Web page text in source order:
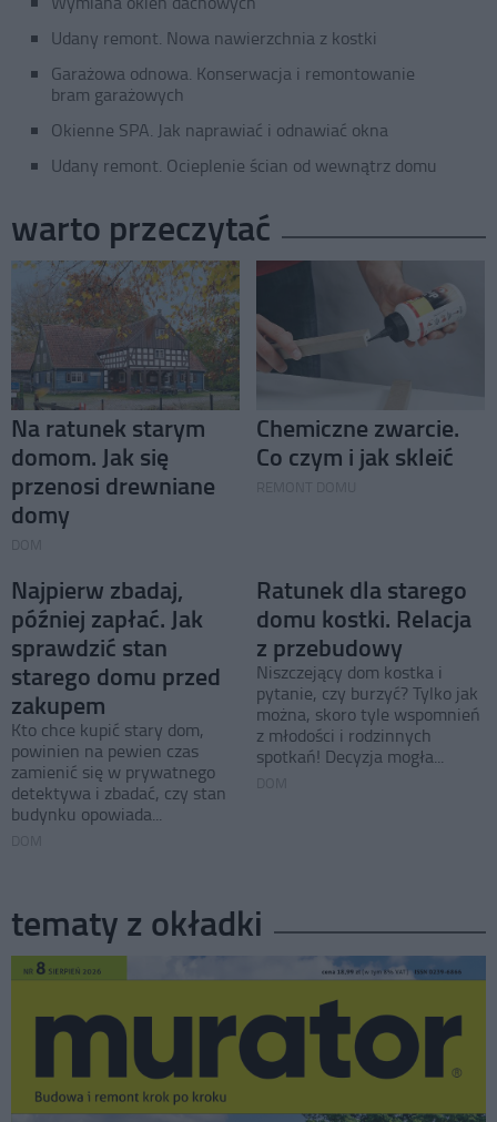
Udany remont. Nowa nawierzchnia z kostki
Garażowa odnowa. Konserwacja i remontowanie
bram garażowych
Okienne SPA. Jak naprawiać i odnawiać okna
Udany remont. Ocieplenie ścian od wewnątrz domu
warto przeczytać
Na ratunek starym
domom. Jak się
przenosi drewniane
domy
Chemiczne zwarcie.
Co czym i jak skleić
Najpierw zbadaj,
później zapłać. Jak
sprawdzić stan
starego domu przed
zakupem
Kto chce kupić stary dom,
powinien na pewien czas
zamienić się w prywatnego
detektywa i zbadać, czy stan
budynku opowiada...
Ratunek dla starego
domu kostki. Relacja
z przebudowy
Niszczejący dom kostka i
pytanie, czy burzyć? Tylko jak
można, skoro tyle wspomnień
z młodości i rodzinnych
spotkań! Decyzja mogła...
tematy z okładki